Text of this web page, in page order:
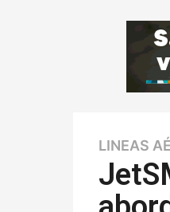
5
ñ
o
LINEAS